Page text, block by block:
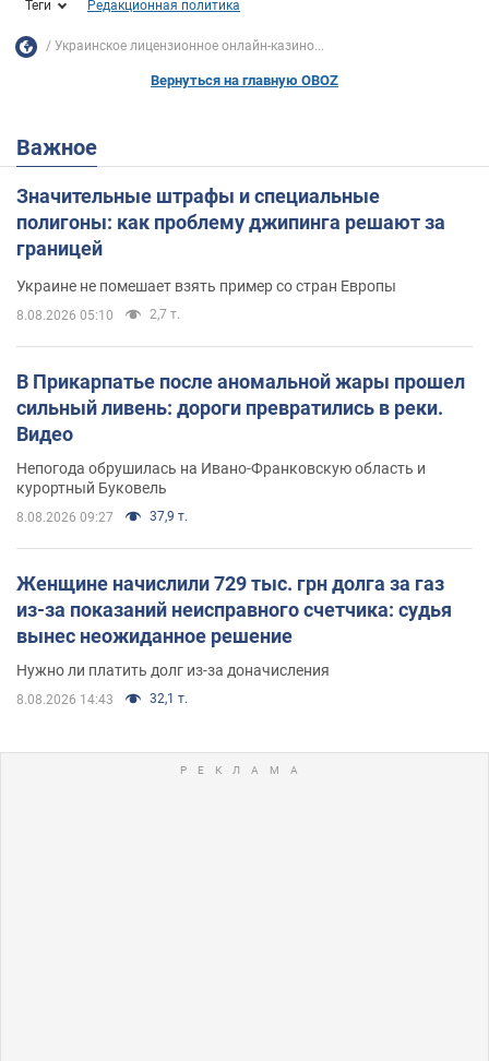
Теги Редакционная политика
Украинское лицензионное онлайн-казино...
Вернуться на главную OBOZ
Важное
Значительные штрафы и специальные
полигоны: как проблему джипинга решают за
границей
Украине не помешает взять пример со стран Европы
8.08.2026 05:10 2,7 т.
В Прикарпатье после аномальной жары прошел
сильный ливень: дороги превратились в реки.
Видео
Непогода обрушилась на Ивано-Франковскую область и
курортный Буковель
8.08.2026 09:27 37,9 т.
Женщине начислили 729 тыс. грн долга за газ
из-за показаний неисправного счетчика: судья
вынес неожиданное решение
Нужно ли платить долг из-за доначисления
8.08.2026 14:43 32,1 т.